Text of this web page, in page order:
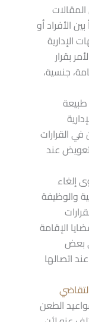
الأفراد أو
الإدارية
بقرار
جنسية،
القرارات
عند
إلغاء
والوظيفة
الإقامة
بعض
اتصالها
الطعن